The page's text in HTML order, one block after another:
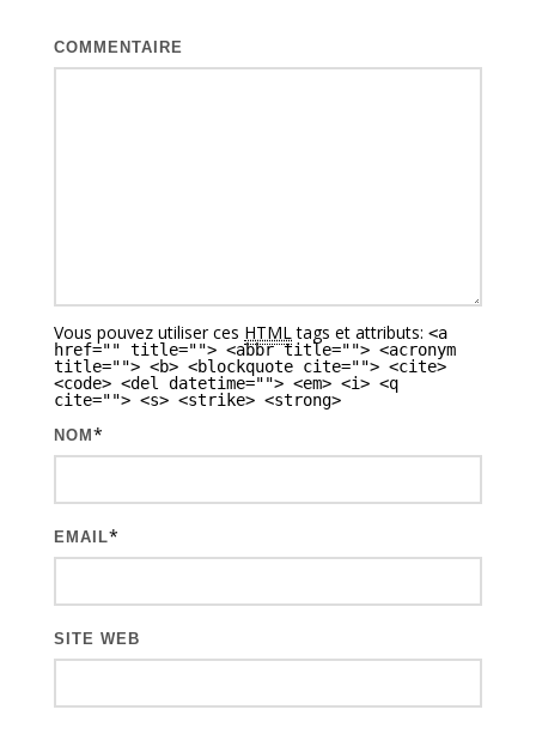
COMMENTAIRE
Vous pouvez utiliser ces HTMLtags et attributs: <a
href="" title=""> <abbr title=""> <acronym
title=""> <b> <blockquote cite=""> <cite>
<code> <del datetime=""> <em> <i> <q
cite=""> <s> <strike> <strong>
NOM *
EMAIL*
SITE WEB